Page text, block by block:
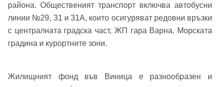
района. Общественият транспорт включва автобусни
линии №29, 31 и 31А, които осигуряват редовни връзки
с централната градска част, ЖП гара Варна, Морската
градина и курортните зони.
Жилищният фонд във Виница е разнообразен и